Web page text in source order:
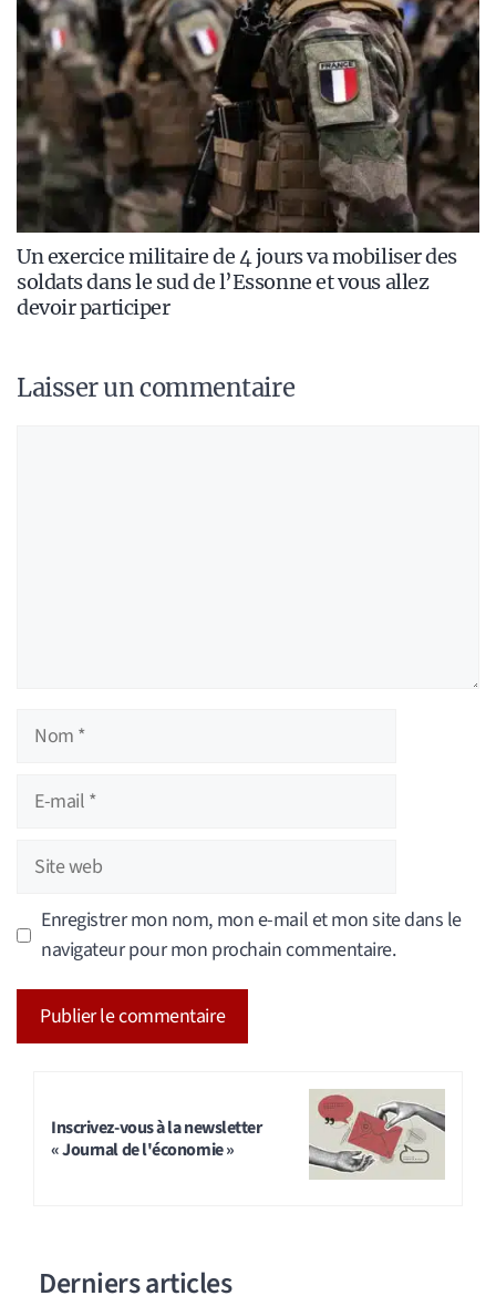
Un exercice militaire de 4 jours va mobiliser des
soldats dans le sud de l’Essonne et vous allez
devoir participer
Laisser un commentaire
Nom
Site
Enregistrer mon nom, mon e-mail et mon site dans le
navigateur pour mon prochain commentaire.
Inscrivez-vous à la newsletter
« Journal de l'économie »
Derniers articles